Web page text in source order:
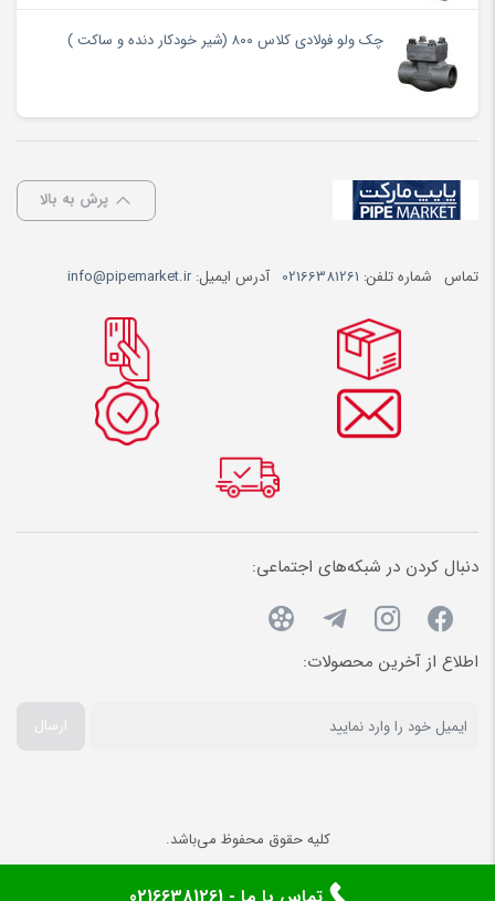
چک ولو فولادی کلاس ۸۰۰ (شیر خودکار دنده و ساکت )
پرش به بالا
تماس شماره تلفن: 02166381261 آدرس ایمیل:info@pipemarket.ir
دنبال کردن در شبکه‌های اجتماعی:
اطلاع از آخرین محصولات:
ارسال
کلیه حقوق محفوظ می‌باشد.